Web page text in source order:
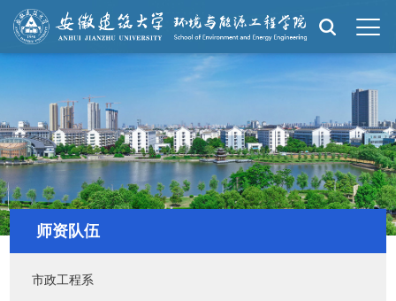
师资队伍
市政工程系